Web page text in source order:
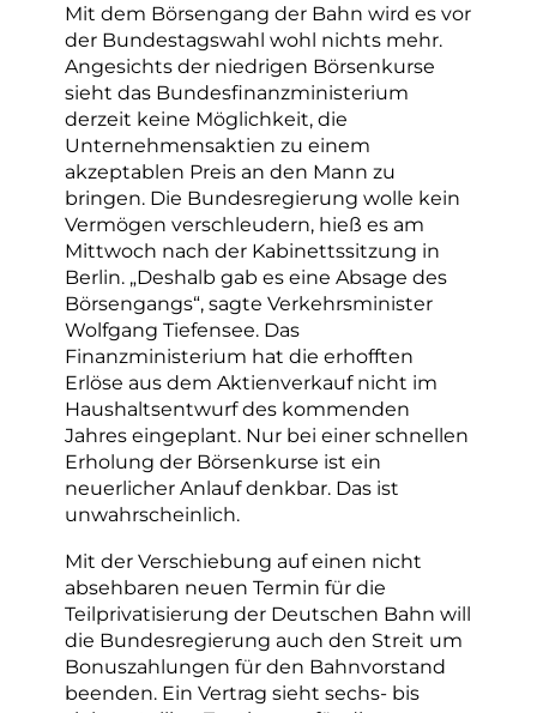
Mit dem Börsengang der Bahn wird es vor
der Bundestagswahl wohl nichts mehr.
Angesichts der niedrigen Börsenkurse
sieht das Bundesfinanzministerium
derzeit keine Möglichkeit, die
Unternehmensaktien zu einem
akzeptablen Preis an den Mann zu
bringen. Die Bundesregierung wolle kein
Vermögen verschleudern, hieß es am
Mittwoch nach der Kabinettssitzung in
Berlin. „Deshalb gab es eine Absage des
Börsengangs“, sagte Verkehrsminister
Wolfgang Tiefensee. Das
Finanzministerium hat die erhofften
Erlöse aus dem Aktienverkauf nicht im
Haushaltsentwurf des kommenden
Jahres eingeplant. Nur bei einer schnellen
Erholung der Börsenkurse ist ein
neuerlicher Anlauf denkbar. Das ist
unwahrscheinlich.
Mit der Verschiebung auf einen nicht
absehbaren neuen Termin für die
Teilprivatisierung der Deutschen Bahn will
die Bundesregierung auch den Streit um
Bonuszahlungen für den Bahnvorstand
beenden. Ein Vertrag sieht sechs- bis